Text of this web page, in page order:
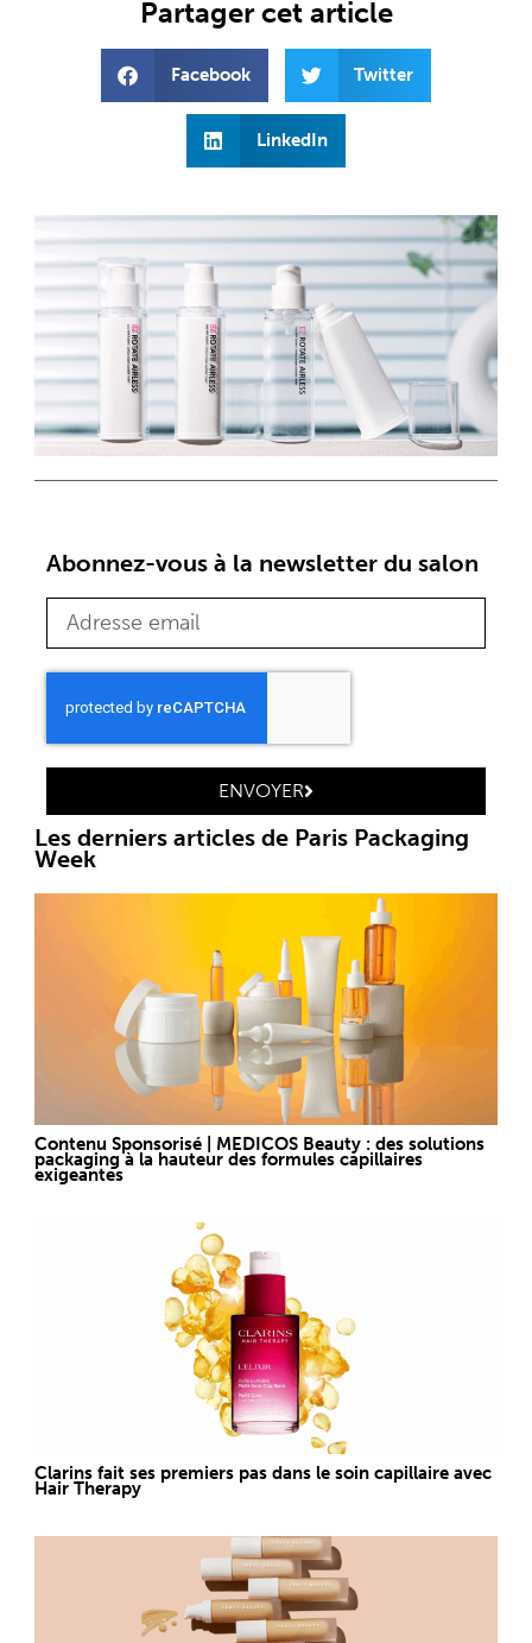
Partager cet article
Facebook Twitter
LinkedIn
Abonnez-vous à la newsletter du salon
ENVOYER
Les derniers articles de Paris Packaging
Week
Contenu Sponsorisé | MEDICOS Beauty : des solutions
packaging à la hauteur des formules capillaires
exigeantes
Clarins fait ses premiers pas dans le soin capillaire avec
Hair Therapy